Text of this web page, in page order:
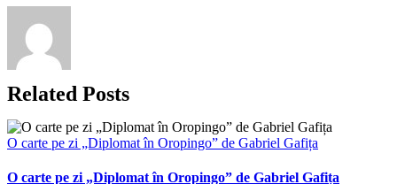
Related Posts
O carte pe zi „Diplomat în Oropingo” de Gabriel Gafița
O carte pe zi „Diplomat în Oropingo” de Gabriel Gafița